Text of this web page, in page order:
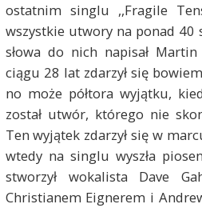
ostatnim singlu ,,Fragile
wszystkie utwory na ponad 40
słowa do nich napisał
ciągu 28 lat zdarzył się
no może półtora wyjątku,
został utwór, którego nie
Ten wyjątek zdarzył się w
wtedy na singlu wyszła
stworzył wokalista Dave
Christianem Eignerem i